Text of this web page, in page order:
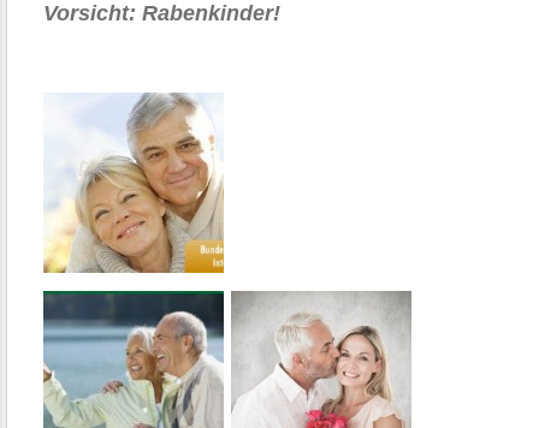
Vorsicht: Rabenkinder!